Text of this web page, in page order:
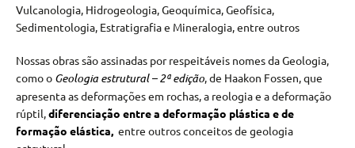
Vulcanologia, Hidrogeologia, Geoquímica, Geofísica,
Sedimentologia, Estratigrafia e Mineralogia, entre outros
Nossas obras são assinadas por respeitáveis nomes da Geologia,
como o Geologia estrutural – 2ª edição, de Haakon Fossen, que
apresenta as deformações em rochas, a reologia e a deformação
rúptil,diferenciação entre a deformação plástica e de
formação elástica, entre outros conceitos de geologia